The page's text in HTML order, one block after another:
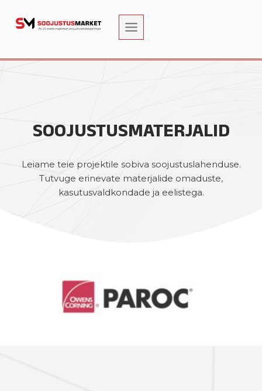
SOOJUSTUSMATERJALID
Leiame teie projektile sobiva soojustuslahenduse.
Tutvuge erinevate materjalide omaduste,
kasutusvaldkondade ja eelistega.